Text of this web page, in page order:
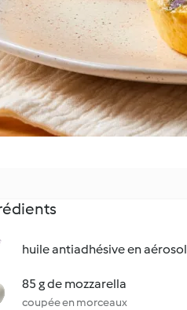
huile antiadhésive en aérosol
85 g de mozzarella
coupée en morceaux